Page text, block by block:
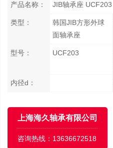
产品名称： JIB轴承座 UCF203
类型：
韩国JIB方形外球
面轴承座
型号： UCF203
内径d：
上海海久轴承有限公司
咨询热线： 13636672518